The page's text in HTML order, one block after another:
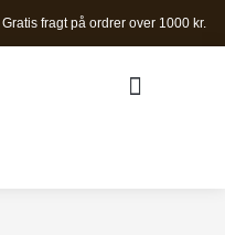
Gratis fragt på ordrer over 1000 kr.